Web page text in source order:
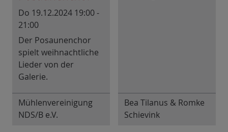
Do 19.12.2024 19:00 -
21:00
Der Posaunenchor
spielt weihnachtliche
Lieder von der
Galerie.
Mühlenvereinigung
NDS/B e.V.
Bea Tilanus & Romke
Schievink